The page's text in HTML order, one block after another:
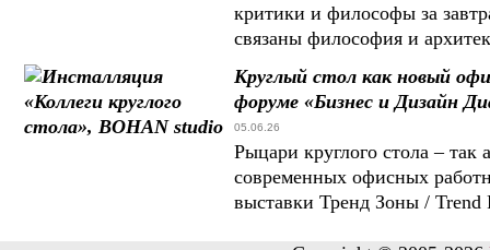
критики и философы за
связаны философия и
Круглый стол как новый
форуме «Бизнес и Дизайн
05.06.26
Рыцари круглого стола –
современных офисных
выставки Тренд Зоны / Trend